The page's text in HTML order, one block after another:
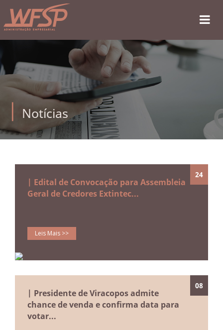
Notícias
24
| Edital de Convocação para Assembleia
Geral de Credores Extintec...
Leis Mais >>
08
| Presidente de Viracopos admite
chance de venda e confirma data para
votar...